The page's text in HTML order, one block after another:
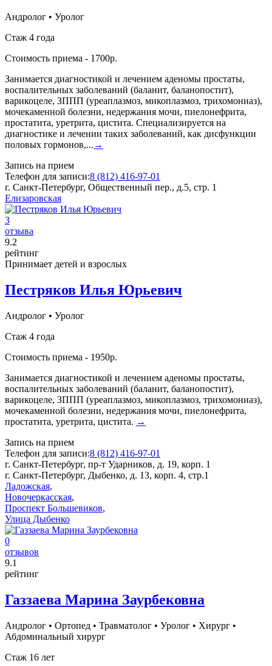
Андролог • Уролог
Стаж 4 года
Стоимость приема - 1700р.
Занимается диагностикой и лечением аденомы простаты,
воспалительных заболеваний (баланит, баланопостит),
варикоцеле, ЗППП (уреаплазмоз, микоплазмоз, трихомониаз),
мочекаменной болезни, недержания мочи, пиелонефрита,
простатита, уретрита, цистита. Специализируется на
диагностике и лечении таких заболеваний, как дисфункции
половых гормонов,... →
Запись на прием
Телефон для записи:8 (812) 416-97-01
г. Санкт-Петербург, Общественный пер., д.5, стр. 1
Елизаровская
3
отзыва
9.2
рейтинг
Принимает детей и взрослых
Пестряков Илья Юрьевич
Андролог • Уролог
Стаж 4 года
Стоимость приема - 1950р.
Занимается диагностикой и лечением аденомы простаты,
воспалительных заболеваний (баланит, баланопостит),
варикоцеле, ЗППП (уреаплазмоз, микоплазмоз, трихомониаз),
мочекаменной болезни, недержания мочи, пиелонефрита,
простатита, уретрита, цистита. →
Запись на прием
Телефон для записи:8 (812) 416-97-01
г. Санкт-Петербург, пр-т Ударников, д. 19, корп. 1
г. Санкт-Петербург, Дыбенко, д. 13, корп. 4, стр.1
Ладожская,
Новочеркасская,
Проспект Большевиков,
Улица Дыбенко
0
отзывов
9.1
рейтинг
Газзаева Марина Заурбековна
Андролог • Ортопед • Травматолог • Уролог • Хирург •
Абдоминальный хирург
Стаж 16 лет